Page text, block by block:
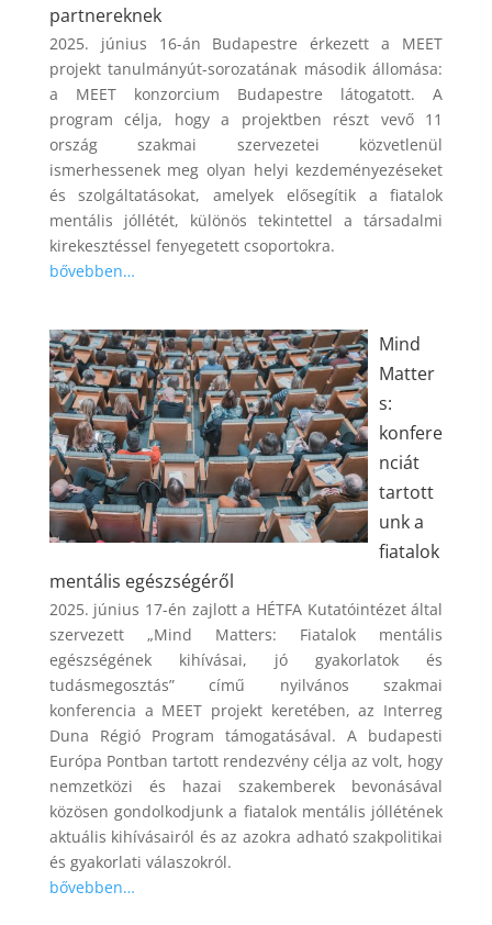
partnereknek
2025. június 16-án Budapestre érkezett a MEET
projekt tanulmányút-sorozatának második állomása:
a MEET konzorcium Budapestre látogatott. A
program célja, hogy a projektben részt vevő 11
ország szakmai szervezetei közvetlenül
ismerhessenek meg olyan helyi kezdeményezéseket
és szolgáltatásokat, amelyek elősegítik a fiatalok
mentális jóllétét, különös tekintettel a társadalmi
kirekesztéssel fenyegetett csoportokra.
bővebben…
Mind
Matter
s:
konfere
nciát
tartott
unk a
fiatalok
mentális egészségéről
2025. június 17-én zajlott a HÉTFA Kutatóintézet által
szervezett „Mind Matters: Fiatalok mentális
egészségének kihívásai, jó gyakorlatok és
tudásmegosztás” című nyilvános szakmai
konferencia a MEET projekt keretében, az Interreg
Duna Régió Program támogatásával. A budapesti
Európa Pontban tartott rendezvény célja az volt, hogy
nemzetközi és hazai szakemberek bevonásával
közösen gondolkodjunk a fiatalok mentális jóllétének
aktuális kihívásairól és az azokra adható szakpolitikai
és gyakorlati válaszokról.
bővebben…